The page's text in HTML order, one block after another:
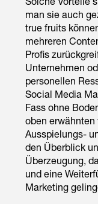
man sie auch
true fruits
mehreren
Profis
Unternehmen
personellen
Social Media
Fass ohne
oben
Ausspielungs-
den Überblick
Überzeugung,
und eine
Marketing